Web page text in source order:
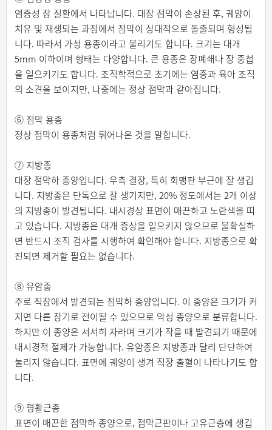
염증성 장 질환에서 나타납니다. 대장 점막이 손상된 후, 궤양이
치유 및 재생되는 과정에서 점막이 상대적으로 돌출되며 형성됩
니다. 따라서 가성 용종이라고 불리기도 합니다. 크기는 대개
5mm 이하이며 형태는 다양합니다. 큰 용종은 장폐쇄나 장 중첩
을 일으키기도 합니다. 조직학적으로 초기에는 염증과 육아 조직
의 소견을 보이지만, 나중에는 정상 점막과 같아집니다.
⑥ 점막 용종
정상 점막이 용종처럼 튀어나온 것을 말합니다.
⑦ 지방종
대장 점막하 종양입니다. 우측 결장, 특히 회맹판 부근에 잘 생깁
니다. 지방종은 단독으로 잘 생기지만, 20% 정도에서는 2개 이상
의 지방종이 발견됩니다. 내시경상 표면이 매끈하고 노란색을 띠
고 있습니다. 지방종은 대개 증상을 일으키지 않으므로 불확실하
면 반드시 조직 검사를 시행하여 확인해야 합니다. 지방종으로 확
진되면 제거할 필요는 없습니다.
⑧ 유암종
주로 직장에서 발견되는 점막하 종양입니다. 이 종양은 크기가 커
지면 다른 장기로 전이될 수 있으므로 악성 종양으로 분류합니다.
하지만 이 종양은 서서히 자라며 크기가 작을 때 발견되기 때문에
내시경적 절제가 가능합니다. 유암종은 지방종과 달리 단단하여
눌리지 않습니다. 표면에 궤양이 생겨 직장 출혈이 나타나기도 합
니다.
⑨ 평활근종
표면이 매끈한 점막하 종양으로, 점막근판이나 고유근층에 생깁